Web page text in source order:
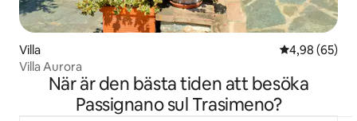
Villa 4,98 av 5 i
4,98 (65)
Villa Aurora
När är den bästa tiden att besöka
Passignano sul Trasimeno?